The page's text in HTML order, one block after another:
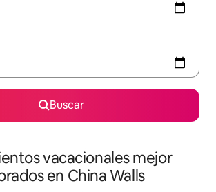
Buscar
vacacionales mejor
en China Walls